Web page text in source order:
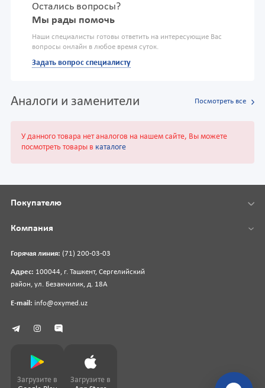
Остались вопросы?
Мы рады помочь
Наши специалисты готовы ответить на интересующие Вас
вопросы онлайн в любое время суток.
Задать вопрос специалисту
Аналоги и заменители Посмотреть все
У данного товара нет аналогов на нашем сайте, Вы можете
посмотреть товары в каталоге
Горячая линия: (71) 200-03-03
Адрес: 100044, г. Ташкент, Сергелийский
район, ул. Безакчилик, д. 18А
E-mail: info@oxymed.uz
Покупателю
Компания
Загрузите в
Загрузите в